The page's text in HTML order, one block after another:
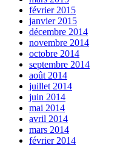
février 2015
janvier 2015
décembre 2014
novembre 2014
octobre 2014
septembre 2014
août 2014
juillet 2014
juin 2014
mai 2014
avril 2014
mars 2014
février 2014